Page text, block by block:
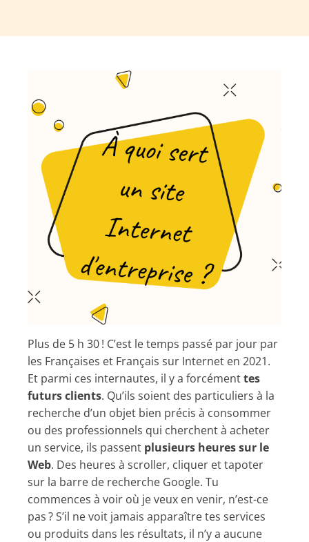
Plus de 5 h 30 ! C’est le temps passé par jour par
les Françaises et Français sur Internet en 2021.
Et parmi ces internautes, il y a forcémenttes
futurs clients. Qu’ils soient des particuliers à la
recherche d’un objet bien précis à consommer
ou des professionnels qui cherchent à acheter
un service, ils passent plusieurs heures sur le
Web. Des heures à scroller, cliquer et tapoter
sur la barre de recherche Google. Tu
commences à voir où je veux en venir, n’est-ce
pas ? S’il ne voit jamais apparaître tes services
ou produits dans les résultats, il n’y a aucune